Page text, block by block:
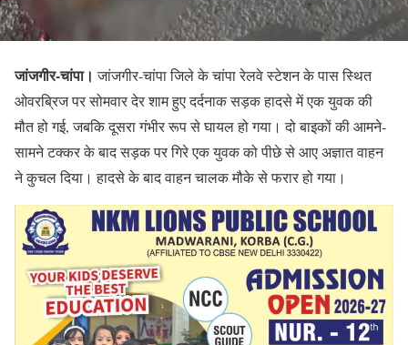
जांजगीर-चांपा। जांजगीर-चांपा जिले के चांपा रेलवे स्टेशन के पास स्थित
ओवरब्रिज पर सोमवार देर शाम हुए दर्दनाक सड़क हादसे में एक युवक की
मौत हो गई, जबकि दूसरा गंभीर रूप से घायल हो गया। दो बाइकों की आमने-
सामने टक्कर के बाद सड़क पर गिरे एक युवक को पीछे से आए अज्ञात वाहन
ने कुचल दिया। हादसे के बाद वाहन चालक मौके से फरार हो गया।